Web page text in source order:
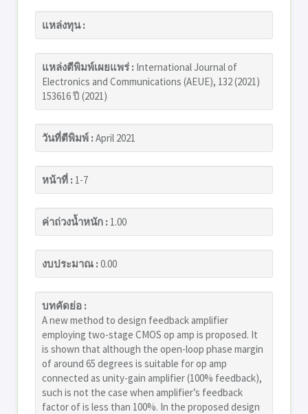
แหล่งทุน :
แหล่งตีพิมพ์เผยแพร่ : International Journal of
Electronics and Communications (AEUE), 132 (2021)
153616 ปี (2021)
วันที่ตีพิมพ์ :April 2021
หน้าที่ : 1-7
ค่าถ่วงน้ำหนัก : 1.00
งบประมาณ :0.00
บทคัดย่อ :
A new method to design feedback amplifier
employing two-stage CMOS op amp is proposed. It
is shown that although the open-loop phase margin
of around 65 degrees is suitable for op amp
connected as unity-gain amplifier (100% feedback),
such is not the case when amplifier’s feedback
factor of is less than 100%. In the proposed design